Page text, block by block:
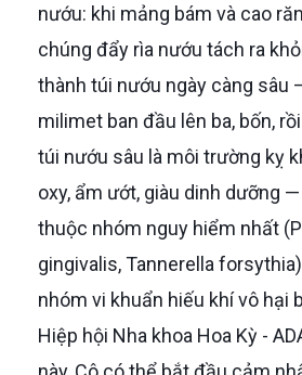
nướu: khi mảng bám và cao
chúng đẩy rìa nướu tách ra
thành túi nướu ngày càng sâu
milimet ban đầu lên ba, bốn,
túi nướu sâu là môi trường kỵ
oxy, ẩm ướt, giàu dinh dưỡng
thuộc nhóm nguy hiểm nhất
gingivalis, Tannerella
nhóm vi khuẩn hiếu khí vô hại
Hiệp hội Nha khoa Hoa Kỳ -